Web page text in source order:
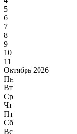
5
6
7
8
9
10
11
Октябрь 2026
Пн
Вт
Ср
Чт
Пт
Сб
Вс